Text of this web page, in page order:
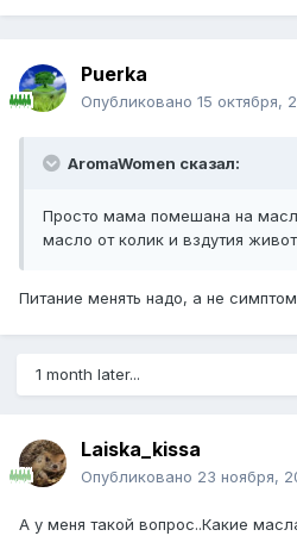
Puerka
Опубликовано 15 октября,
AromaWomen сказал:
Просто мама помешана на
масло от колик и вздутия
Питание менять надо, а не
1 month later...
Laiska_kissa
Опубликовано 23 ноября,
А у меня такой вопрос..Какие